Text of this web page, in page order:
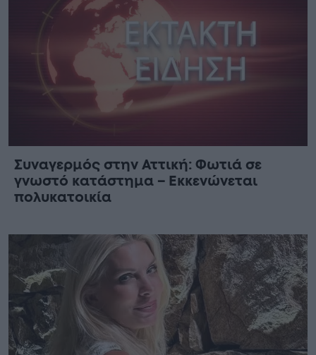
Συναγερμός στην Αττική: Φωτιά σε
γνωστό κατάστημα – Εκκενώνεται
πολυκατοικία